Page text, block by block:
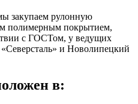
закупаем рулонную
полимерным покрытием,
с ГОСТом, у ведущих
и Новолипецкий
в: